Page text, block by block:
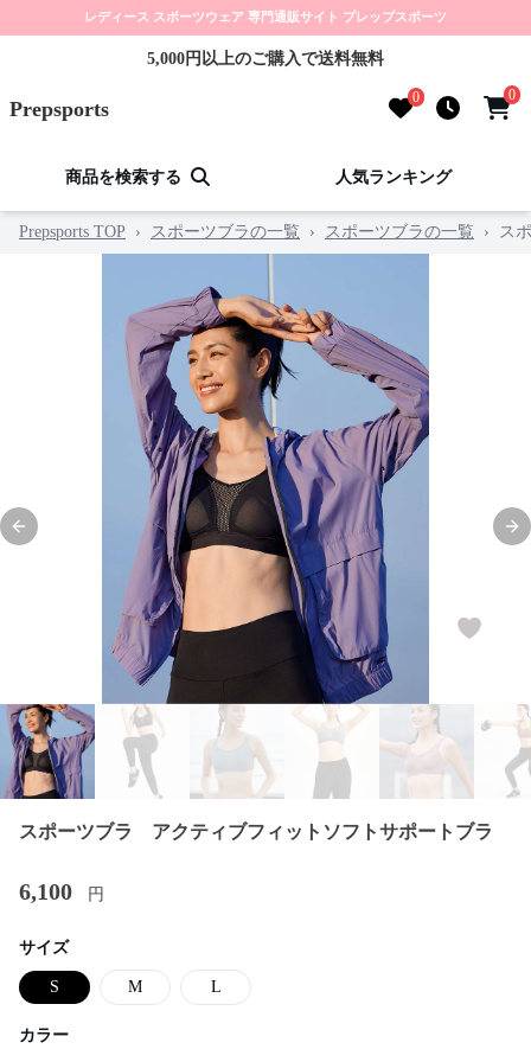
レディース スポーツウェア 専門通販サイト プレップスポーツ
5,000円以上のご購入で送料無料
Prepsports 0 0
商品を検索する 人気ランキング
Prepsports TOP › スポーツブラの一覧 › スポーツブラの一覧 › ス
Previous slide
スポーツブラ アクティブフィットソフトサポートブラ
6,100 円
サイズ
S M L
カラー